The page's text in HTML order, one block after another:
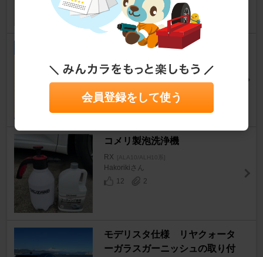
ホイール専用洗浄クロスの作製
👶🏻🐵
70
1
コメリ製泡洗浄機
RX [ALA10/ALH10系]
Hakorikiさん
12
2
モデリスタ仕様 リヤクォータ
ーガラスガーニッシュの取り付
会員登録をして使う